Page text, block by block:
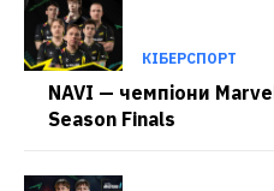
КІБЕРСПОРТ
NAVI — чемпіони
Season Finals